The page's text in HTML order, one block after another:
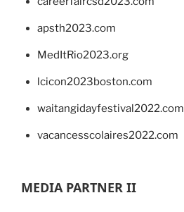
apsth2023.com
MedItRio2023.org
lcicon2023boston.com
waitangidayfestival2022.com
vacancesscolaires2022.com
MEDIA PARTNER II